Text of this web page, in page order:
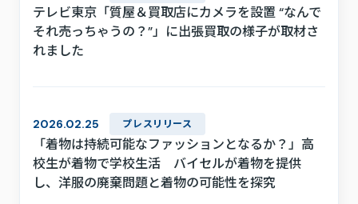
テレビ東京「質屋＆買取店にカメラを設置 “なんで
それ売っちゃうの？”」に出張買取の様子が取材さ
れました
2026.02.25 プレスリリース
「着物は持続可能なファッションとなるか？」高
校生が着物で学校生活 バイセルが着物を提供
し、洋服の廃棄問題と着物の可能性を探究